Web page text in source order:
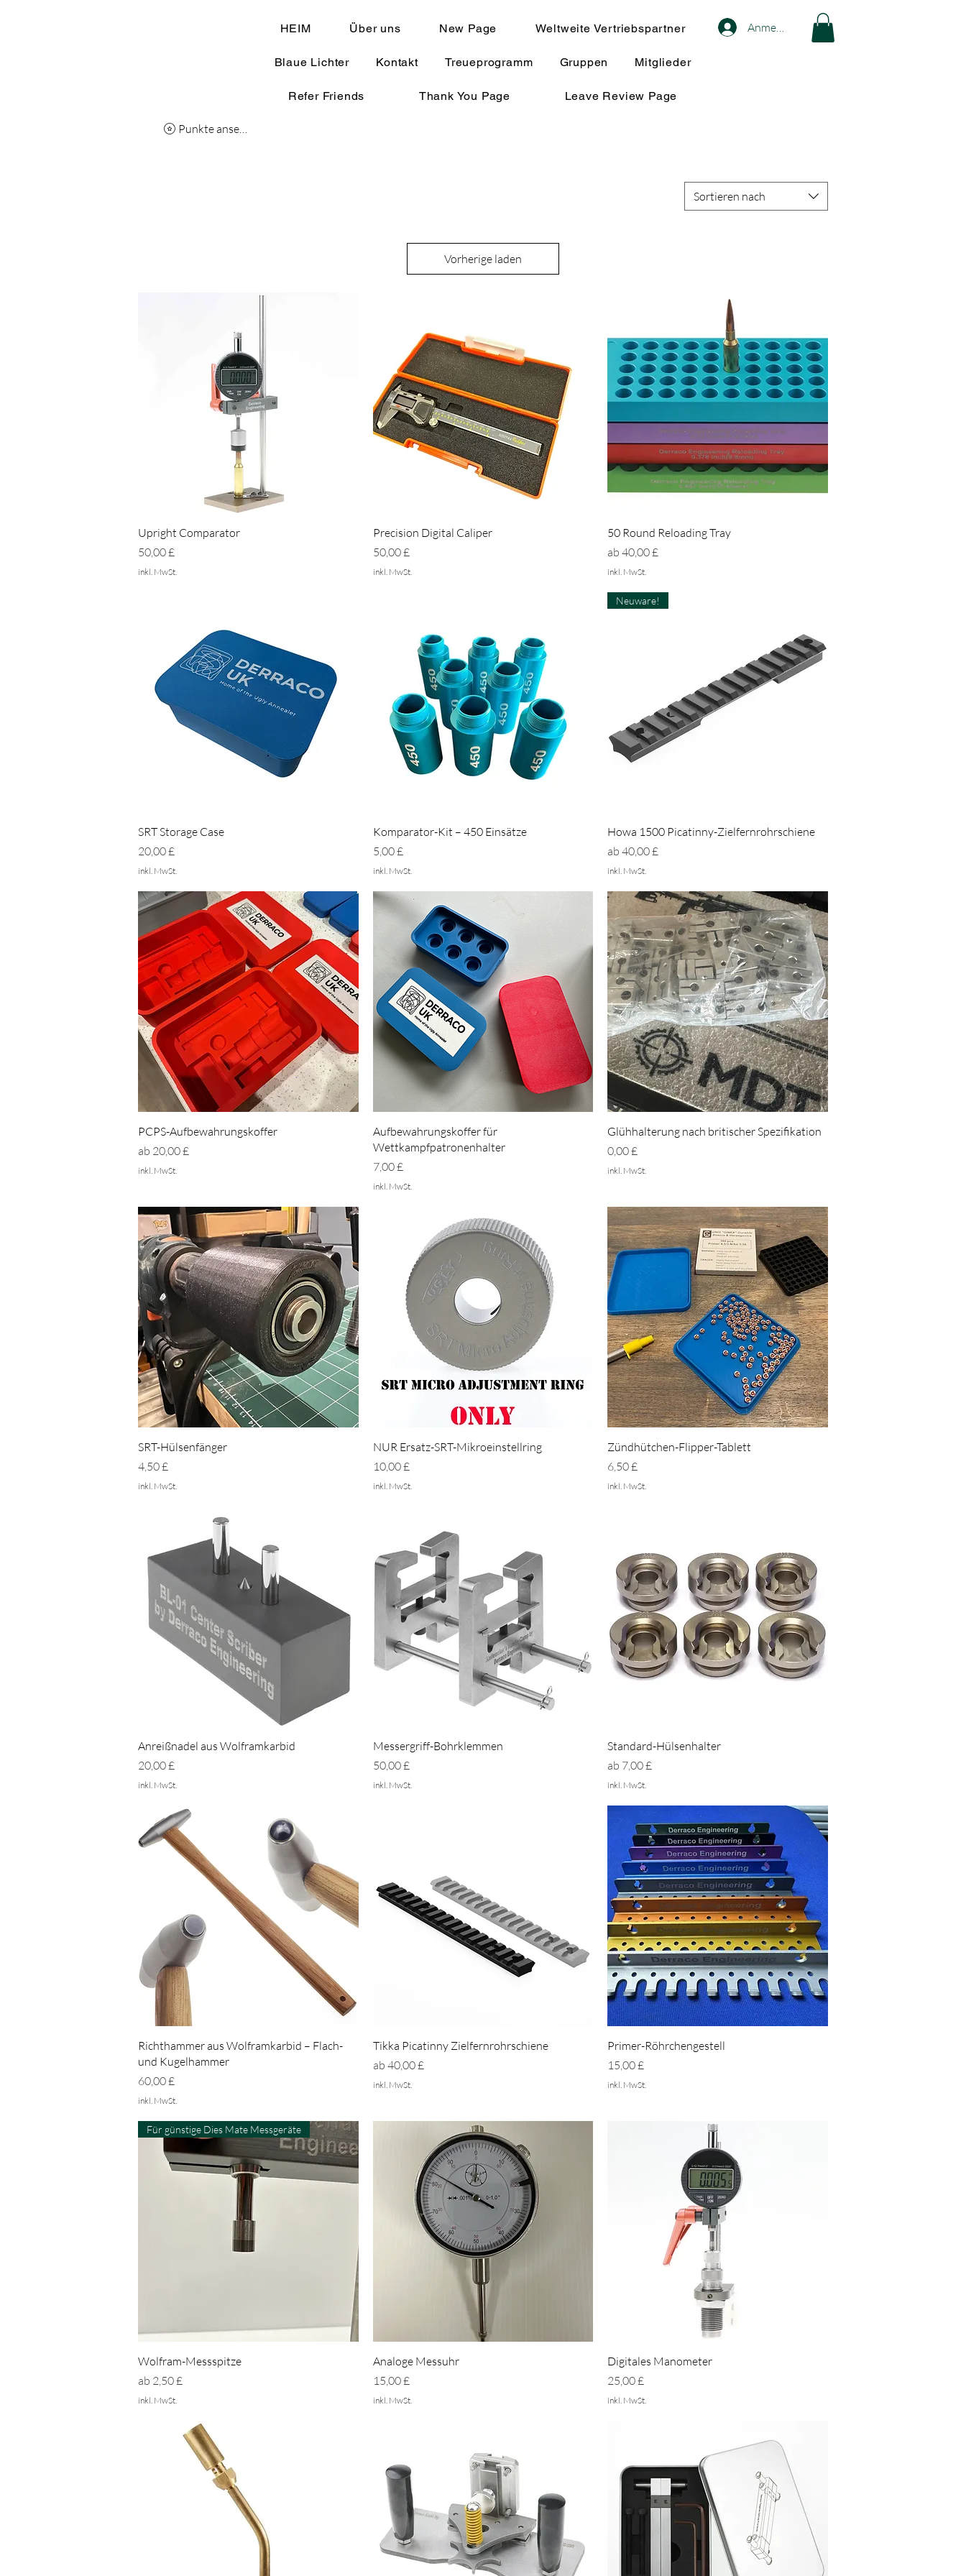
HEIM Über uns New Page Weltweite Vertriebspartner
Blaue Lichter Kontakt Treueprogramm Gruppen Mitglieder
Refer Friends Thank You Page Leave Review Page
Anmelden
Punkte ansehen
Sortieren nach
Vorherige laden
Schnellansicht
Upright Comparator
Preis
50,00 £
inkl. MwSt.
Schnellansicht
Precision Digital Caliper
Preis
50,00 £
inkl. MwSt.
Schnellansicht
50 Round Reloading Tray
ab40,00 £
Sale-Preis
inkl. MwSt.
Schnellansicht
SRT Storage Case
Preis
20,00 £
inkl. MwSt.
Schnellansicht
Komparator-Kit – 450 Einsätze
Preis
5,00 £
inkl. MwSt.
Schnellansicht
Neuware!
Howa 1500 Picatinny-Zielfernrohrschiene
ab40,00 £
Sale-Preis
inkl. MwSt.
Schnellansicht
PCPS-Aufbewahrungskoffer
ab 20,00 £
Sale-Preis
inkl. MwSt.
Schnellansicht
Aufbewahrungskoffer für
Wettkampfpatronenhalter
Preis
7,00 £
inkl. MwSt.
Schnellansicht
Glühhalterung nach britischer Spezifikation
Preis
0,00 £
inkl. MwSt.
Schnellansicht
SRT-Hülsenfänger
Preis
4,50 £
inkl. MwSt.
Schnellansicht
NUR Ersatz-SRT-Mikroeinstellring
Preis
10,00 £
inkl. MwSt.
Schnellansicht
Zündhütchen-Flipper-Tablett
Preis
6,50 £
inkl. MwSt.
Schnellansicht
Anreißnadel aus Wolframkarbid
Preis
20,00 £
inkl. MwSt.
Schnellansicht
Messergriff-Bohrklemmen
Preis
50,00 £
inkl. MwSt.
Schnellansicht
Standard-Hülsenhalter
ab 7,00 £
Sale-Preis
inkl. MwSt.
Schnellansicht
Richthammer aus Wolframkarbid – Flach-
und Kugelhammer
Preis
60,00 £
inkl. MwSt.
Schnellansicht
Tikka Picatinny Zielfernrohrschiene
ab 40,00 £
Sale-Preis
inkl. MwSt.
Schnellansicht
Primer-Röhrchengestell
Preis
15,00 £
inkl. MwSt.
Schnellansicht
Für günstige Dies Mate Messgeräte
Wolfram-Messspitze
ab 2,50 £
Sale-Preis
inkl. MwSt.
Schnellansicht
Analoge Messuhr
Preis
15,00 £
inkl. MwSt.
Schnellansicht
Digitales Manometer
Preis
25,00 £
inkl. MwSt.